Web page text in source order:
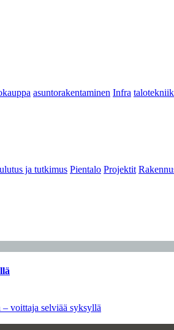
asuntorakentaminen Infra
ja tutkimus Pientalo Projektit
voittaja selviää syksyllä